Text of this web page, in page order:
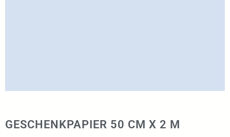
GESCHENKPAPIER 50 CM X 2 M